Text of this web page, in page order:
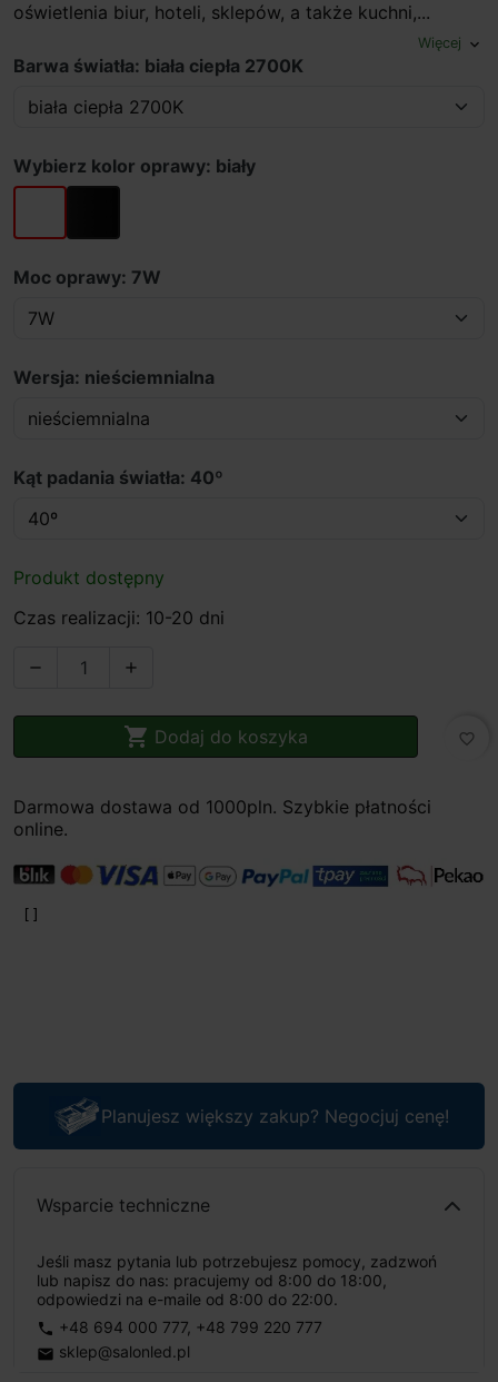
oświetlenia biur, hoteli, sklepów, a także kuchni,...
Więcej expand_more
Barwa światła: biała ciepła 2700K
Wybierz kolor oprawy: biały
biały czarny
Moc oprawy: 7W
Wersja: nieściemnialna
Kąt padania światła: 40º
Produkt dostępny
Czas realizacji: 10-20 dni
 
 Dodaj do koszyka favorite_border
Darmowa dostawa od 1000pln. Szybkie płatności
online.
Planujesz większy zakup? Negocjuj cenę!
Wsparcie techniczne
Jeśli masz pytania lub potrzebujesz pomocy, zadzwoń
lub napisz do nas: pracujemy od 8:00 do 18:00,
odpowiedzi na e-maile od 8:00 do 22:00.
phone +48 694 000 777, +48 799 220 777
email sklep@salonled.pl